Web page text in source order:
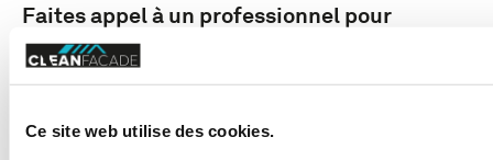
Ce site web utilise des cookies.
Faites appel à un professionnel pour
nettoyer vos toits et panneaux solaires
TOITURE SAINE ET
TOUCHE D’ÉCLAT